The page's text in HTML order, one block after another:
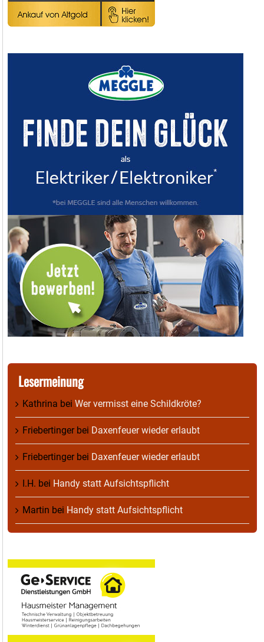
Lesermeinung
Kathrina bei Wer vermisst eine Schildkröte?
Friebertingerbei Daxenfeuer wieder erlaubt
Friebertingerbei Daxenfeuer wieder erlaubt
I.H. bei Handy statt Aufsichtspflicht
Martin bei Handy statt Aufsichtspflicht